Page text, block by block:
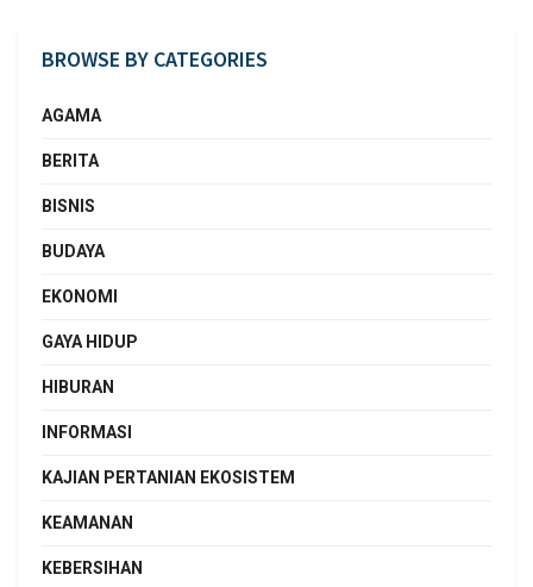
BROWSE BY CATEGORIES
AGAMA
BERITA
BISNIS
BUDAYA
EKONOMI
GAYA HIDUP
HIBURAN
INFORMASI
KAJIAN PERTANIAN EKOSISTEM
KEAMANAN
KEBERSIHAN